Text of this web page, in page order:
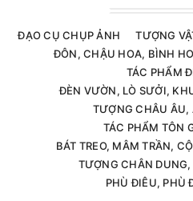
ĐẠO CỤ CHỤP ẢNH TƯỢNG
ĐÔN, CHẬU HOA, BÌNH
TÁC PHẨM
ĐÈN VƯỜN, LÒ SƯỞI,
TƯỢNG CHÂU ÂU,
TÁC PHẨM TÔN
BÁT TREO, MÂM TRẦN,
TƯỢNG CHÂN
PHÙ ĐIÊU, PHÙ